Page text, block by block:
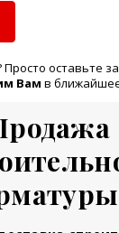
оставьте
Вам в